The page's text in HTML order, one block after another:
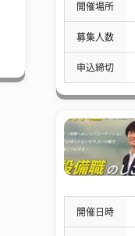
開催場所
募集人数
申込締切
開催日時